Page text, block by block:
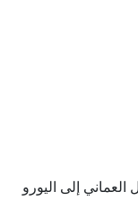
إلى اليورو